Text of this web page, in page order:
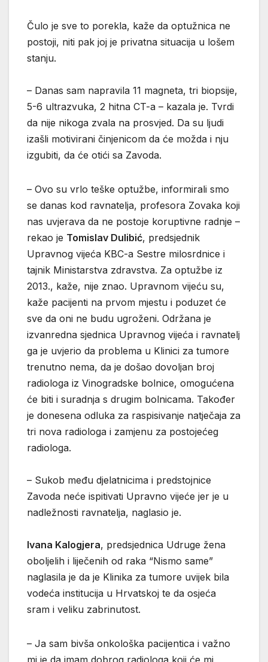
Čulo je sve to porekla, kaže da optužnica ne
postoji, niti pak joj je privatna situacija u lošem
stanju.
– Danas sam napravila 11 magneta, tri biopsije,
5-6 ultrazvuka, 2 hitna CT-a – kazala je. Tvrdi
da nije nikoga zvala na prosvjed. Da su ljudi
izašli motivirani činjenicom da će možda i nju
izgubiti, da će otići sa Zavoda.
– Ovo su vrlo teške optužbe, informirali smo
se danas kod ravnatelja, profesora Zovaka koji
nas uvjerava da ne postoje koruptivne radnje –
rekao je Tomislav Dulibić, predsjednik
Upravnog vijeća KBC-a Sestre milosrdnice i
tajnik Ministarstva zdravstva. Za optužbe iz
2013., kaže, nije znao. Upravnom vijeću su,
kaže pacijenti na prvom mjestu i poduzet će
sve da oni ne budu ugroženi. Održana je
izvanredna sjednica Upravnog vijeća i ravnatelj
ga je uvjerio da problema u Klinici za tumore
trenutno nema, da je došao dovoljan broj
radiologa iz Vinogradske bolnice, omogućena
će biti i suradnja s drugim bolnicama. Također
je donesena odluka za raspisivanje natječaja za
tri nova radiologa i zamjenu za postojećeg
radiologa.
– Sukob među djelatnicima i predstojnice
Zavoda neće ispitivati Upravno vijeće jer je u
nadležnosti ravnatelja, naglasio je.
Ivana Kalogjera, predsjednica Udruge žena
oboljelih i liječenih od raka “Nismo same”
naglasila je da je Klinika za tumore uvijek bila
vodeća institucija u Hrvatskoj te da osjeća
sram i veliku zabrinutost.
– Ja sam bivša onkološka pacijentica i važno